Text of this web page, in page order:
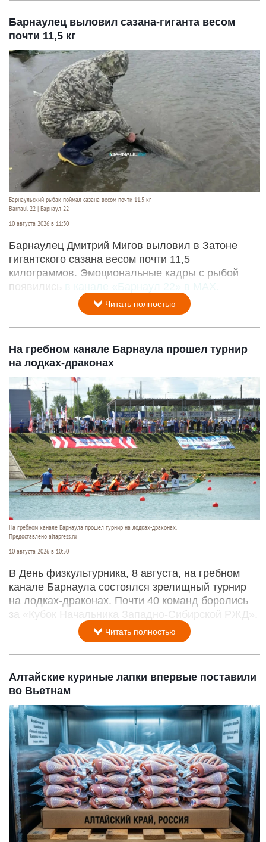
Барнаулец выловил сазана-гиганта весом
почти 11,5 кг
Барнаульский рыбак поймал сазана весом почти 11,5 кг
Barnaul 22 | Барнаул 22
10 августа 2026 в 11:30
Барнаулец Дмитрий Мигов выловил в Затоне
гигантского сазана весом почти 11,5
килограммов. Эмоциональные кадры с рыбой
появились
в канале «Барнаул 22» в MAX.
Читать полностью
На гребном канале Барнаула прошел турнир
на лодках-драконах
На гребном канале Барнаула прошел турнир на лодках-драконах.
Предоставлено altapress.ru
10 августа 2026 в 10:50
В День физкультурника, 8 августа, на гребном
канале Барнаула состоялся зрелищный турнир
на лодках-драконах. Почти 40 команд боролись
за «Кубок Начальника Западно-Сибирской РЖД».
Читать полностью
Алтайские куриные лапки впервые поставили
во Вьетнам